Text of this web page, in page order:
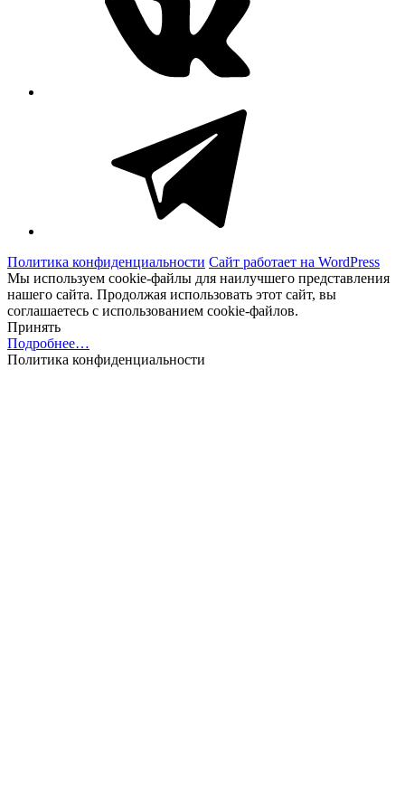
Политика конфиденциальности Сайт работает на WordPress
Мы используем cookie-файлы для наилучшего представления
нашего сайта. Продолжая использовать этот сайт, вы
соглашаетесь с использованием cookie-файлов.
Принять
Подробнее…
Политика конфиденциальности